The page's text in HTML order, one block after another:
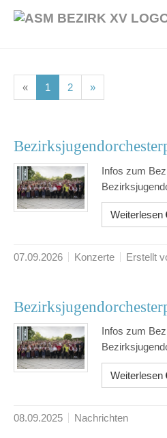
« 1 (current)
2(current)
»
Infos zum
Weiterlesen
07.09.2026 Konzerte Erstellt
Infos zum
Weiterlesen
08.09.2025 Nachrichten